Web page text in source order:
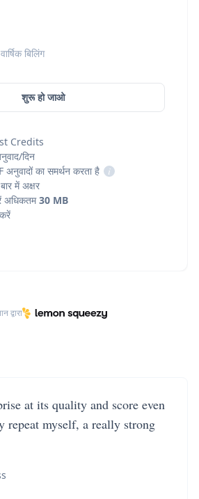
बिलिंग
शुरू हो जाओ
Credits
दिन
का समर्थन करता है
i
में अक्षर
अधिकतम30 MB
द्वारा
at its quality and score even
repeat myself, a really strong